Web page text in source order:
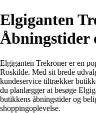
Elgiganten
Åbningstider
Elgiganten Trekroner er en
Roskilde. Med sit brede
kundeservice tiltrækker
du planlægger at besøge
butikkens åbningstider og
shoppingoplevelse.